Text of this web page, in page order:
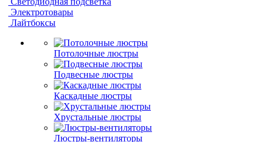
Электротовары
Лайтбоксы
Потолочные люстры
Подвесные люстры
Каскадные люстры
Хрустальные люстры
Люстры-вентиляторы